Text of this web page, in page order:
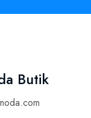
Butik